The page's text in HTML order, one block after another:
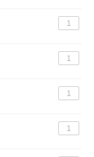
1
1
1
1